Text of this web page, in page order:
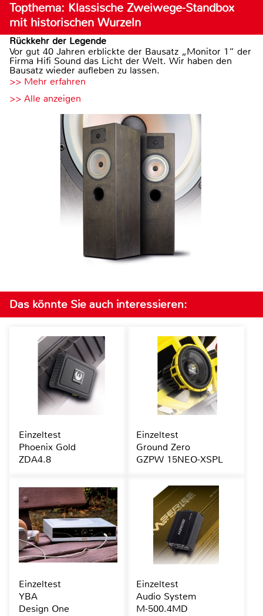
Topthema: Klassische Zweiwege-Standbox
mit historischen Wurzeln
Rückkehr der Legende
Vor gut 40 Jahren erblickte der Bausatz „Monitor 1“ der
Firma Hifi Sound das Licht der Welt. Wir haben den
Bausatz wieder aufleben zu lassen.
>> Mehr erfahren
>> Alle anzeigen
Das könnte Sie auch interessieren:
Einzeltest
Phoenix Gold
ZDA4.8
Einzeltest
Ground Zero
GZPW 15NEO-XSPL
Einzeltest
YBA
Design One
Einzeltest
Audio System
M-500.4MD